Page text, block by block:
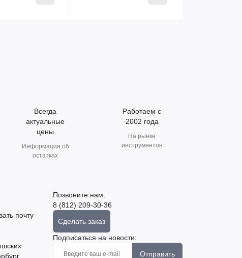
Всегда
актуальные
цены
Информация об
остатках
Работаем с
2002 года
На рынке
инструментов
почту
Позвоните нам:
8 (812) 209-30-36
Сделать заказ
Подписаться на новости:
Отправить